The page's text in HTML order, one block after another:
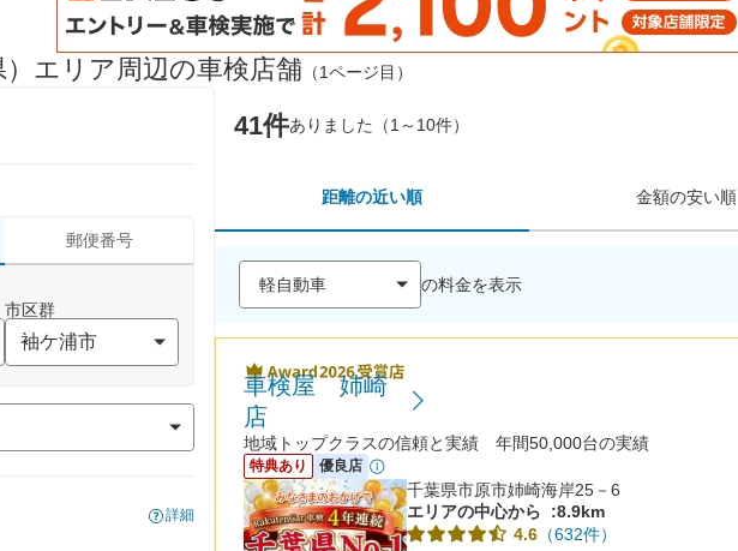
エリア周辺の車検店舗 （1ページ目）
郵便番号
市区群
詳細
41件ありました（1～10件）
距離の近い順 金額の安い順
の料金を表示
車検屋 姉崎
店
地域トップクラスの信頼と実績 年間50,000台の実績
特典あり 優良店
千葉県市原市姉崎海岸25－6
エリアの中心から
:8.9km
4.6 （632件）